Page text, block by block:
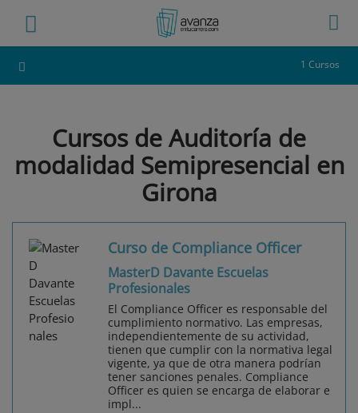
1 Cursos
Cursos de Auditoría de
modalidad Semipresencial en
Girona
Curso de Compliance Officer
MasterD Davante Escuelas
Profesionales
El Compliance Officer es responsable del
cumplimiento normativo. Las empresas,
independientemente de su actividad,
tienen que cumplir con la normativa legal
vigente, ya que de otra manera podrían
tener sanciones penales. Compliance
Officer es quien se encarga de elaborar e
impl...